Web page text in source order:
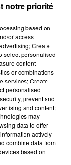
s'investir sont
de Chantier,
vous
et de voirie.
place de la
canalisation,
de bordures ainsi
notre priorité
based on
or access
Create
select personalised
content
or combinations
services; Create
personalised
prevent and
and content;
may
data to offer
actively
combine data from
based on